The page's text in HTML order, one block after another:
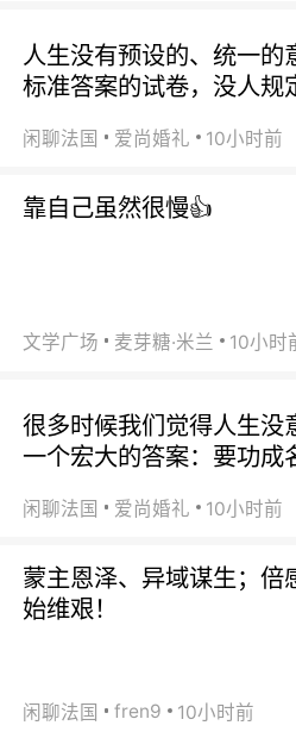
人生没有预设的、统一的
标准答案的试卷，没人规
闲聊法国 爱尚婚礼 10小时前
靠自己虽然很慢👍
文学广场 麦芽糖·米兰 10小时
很多时候我们觉得人生没
一个宏大的答案：要功成
闲聊法国 爱尚婚礼 10小时前
蒙主恩泽、异域谋生；倍
始维艰！
闲聊法国 fren9 10小时前